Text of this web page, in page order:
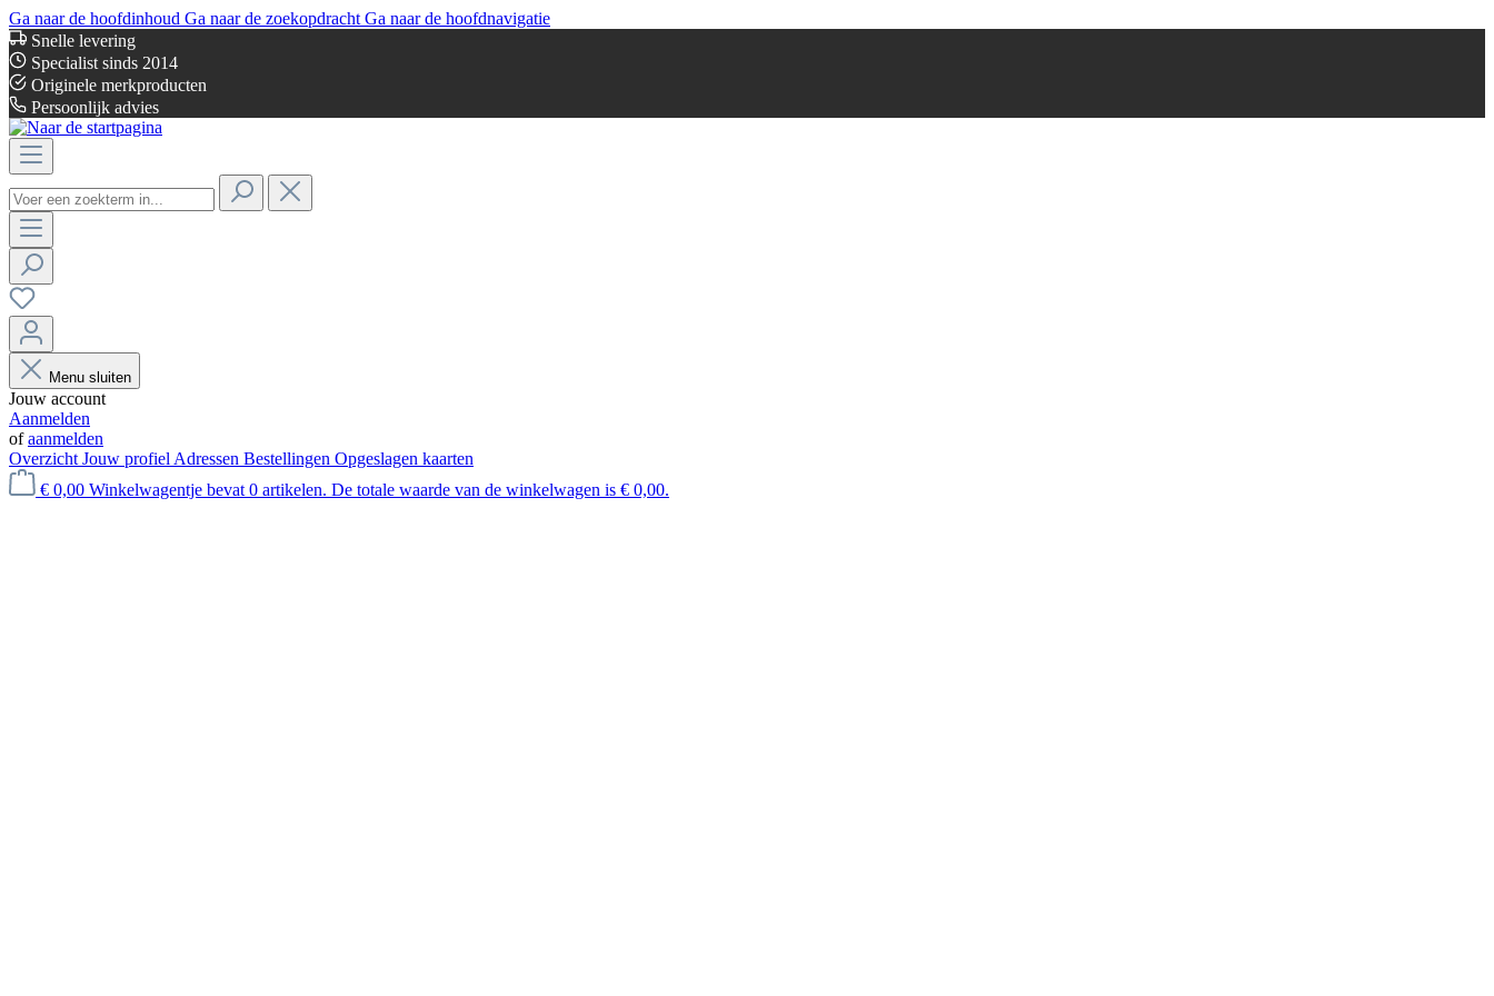
Ga naar de hoofdinhoud Ga naar de zoekopdracht Ga naar de hoofdnavigatie
Snelle levering
Specialist sinds 2014
Originele merkproducten
Persoonlijk advies
Menu sluiten
Jouw account
Aanmelden
ofaanmelden
Overzicht Jouw profiel Adressen Bestellingen Opgeslagen kaarten
€ 0,00 Winkelwagentje bevat 0 artikelen. De totale waarde van de winkelwagen is € 0,00.